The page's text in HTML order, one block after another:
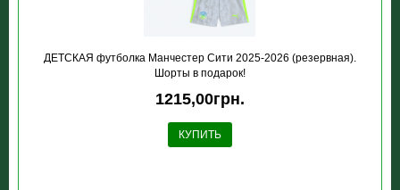
ДЕТСКАЯ футболка Манчестер Сити 2025-2026 (резервная).
Шорты в подарок!
1215,00грн.
КУПИТЬ